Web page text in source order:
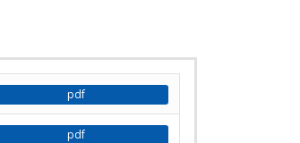
pdf
pdf